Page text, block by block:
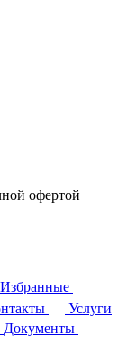
офертой
Избранные
Услуги
Документы